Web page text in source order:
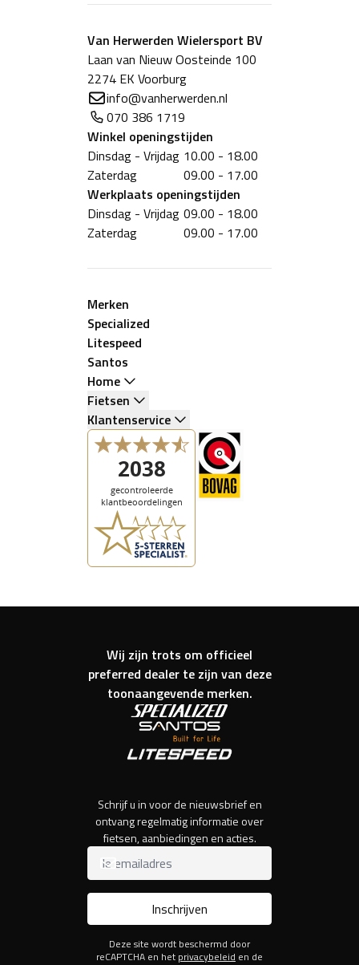
Van Herwerden Wielersport BV
Laan van Nieuw Oosteinde 100
2274 EK Voorburg
info@vanherwerden.nl
070 386 1719
Winkel openingstijden
Dinsdag - Vrijdag 10.00 - 18.00
Zaterdag
09.00 - 17.00
Werkplaats openingstijden
Dinsdag - Vrijdag 09.00 - 18.00
Zaterdag
09.00 - 17.00
Merken
Specialized
Litespeed
Santos
Home
Fietsen
Klantenservice
Wij zijn trots om officieel
preferred dealer te zijn van deze
toonaangevende merken.
Schrijf u in voor de nieuwsbrief en
ontvang regelmatig informatie over
fietsen, aanbiedingen en acties.
Inschrijven
Deze site wordt beschermd door
reCAPTCHA en het privacybeleid en de